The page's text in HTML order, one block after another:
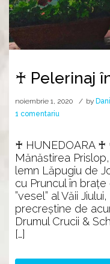
♰ Pelerinaj
noiembrie 1, 2020 by
1 comentariu
în
Hunedoara
♰
♰ HUNEDOARA ♰
Mănăstirea
lemn Lăpugiu de
cu Pruncul în brațe
”vesel” al Văii
precreștine de
Drumul Crucii &
[…]